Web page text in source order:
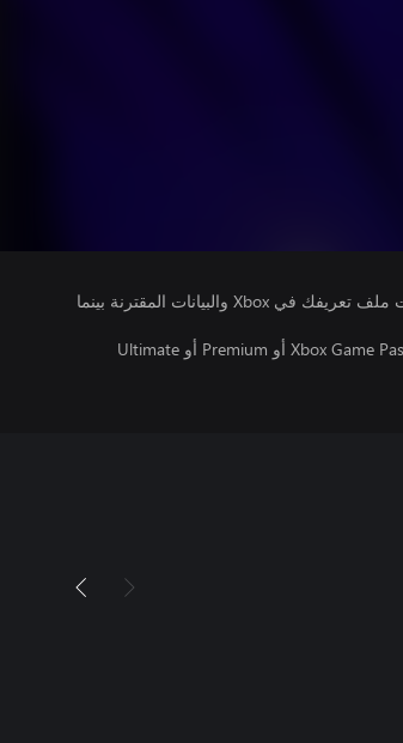
يتلقى ناشرو الألعاب التي تقوم بتشغيلها وصولاً إلى معلومات ملف تعريفك في Xbox والبيانات المقترنة بينما
تتطلب اللعبة متعددة اللاعبين عبر الإنترنت توفر Xbox Game Pass Essential أو Premium أو Ultimate